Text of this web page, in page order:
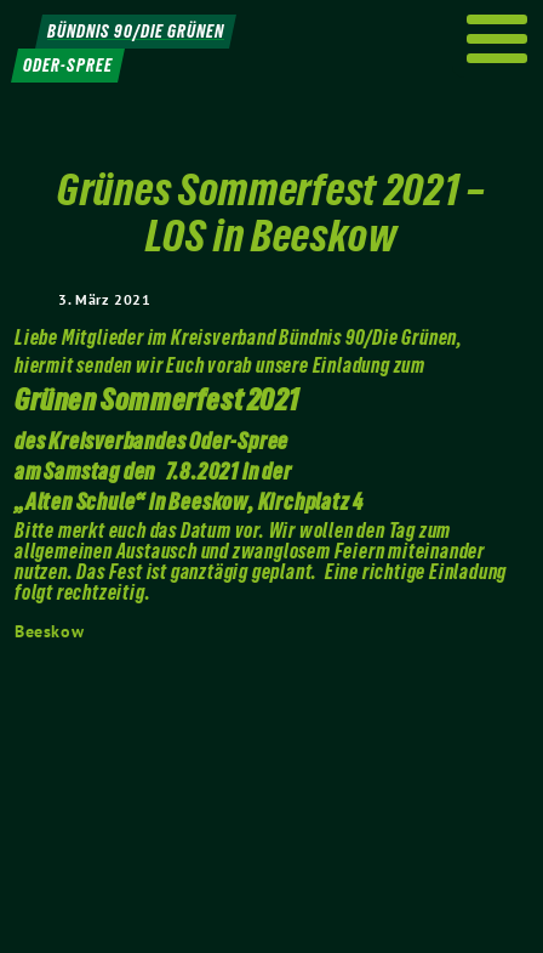
Weiter
zum
Inhalt
BÜNDNIS 90/DIE GRÜNEN
ODER-SPREE
Grünes Sommerfest 2021 –
LOS in Beeskow
3. März 2021
Liebe Mitglieder im Kreisverband Bündnis 90/Die Grünen,
hiermit senden wir Euch vorab unsere Einladung zum
Grünen Sommerfest 2021
desKreisverbandes Oder-Spree
am Samstagden 7.8.2021in der
„Alten Schule“ in Beeskow, Kirchplatz 4
Bitte merkt euch das Datum vor. Wir wollen den Tag zum
allgemeinen Austausch und zwanglosem Feiern miteinander
nutzen. Das Fest ist ganztägig geplant. Eine richtige Einladung
folgt rechtzeitig.
Beeskow